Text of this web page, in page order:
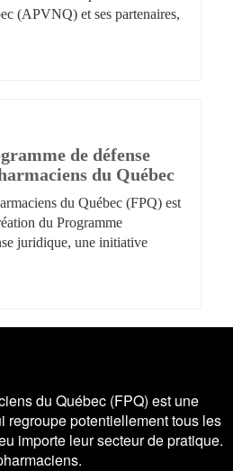
(APVNQ) et ses partenaires,
de défense
du Québec
du Québec (FPQ) est
du Programme
juridique, une initiative
du Québec (FPQ) est une
regroupe potentiellement tous les
importe leur secteur de pratique.